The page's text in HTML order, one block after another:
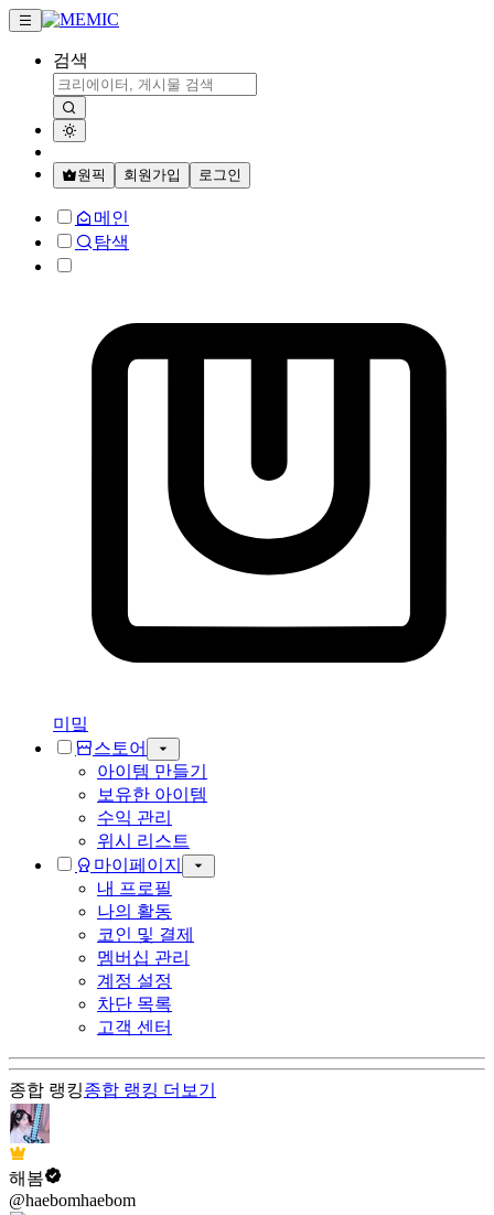
검색
원픽 회원가입 로그인
메인
탐색
미밐
스토어
아이템 만들기
보유한 아이템
수익 관리
위시 리스트
마이페이지
내 프로필
나의 활동
코인 및 결제
멤버십 관리
계정 설정
차단 목록
고객 센터
종합 랭킹종합 랭킹 더보기
해봄
@haebomhaebom